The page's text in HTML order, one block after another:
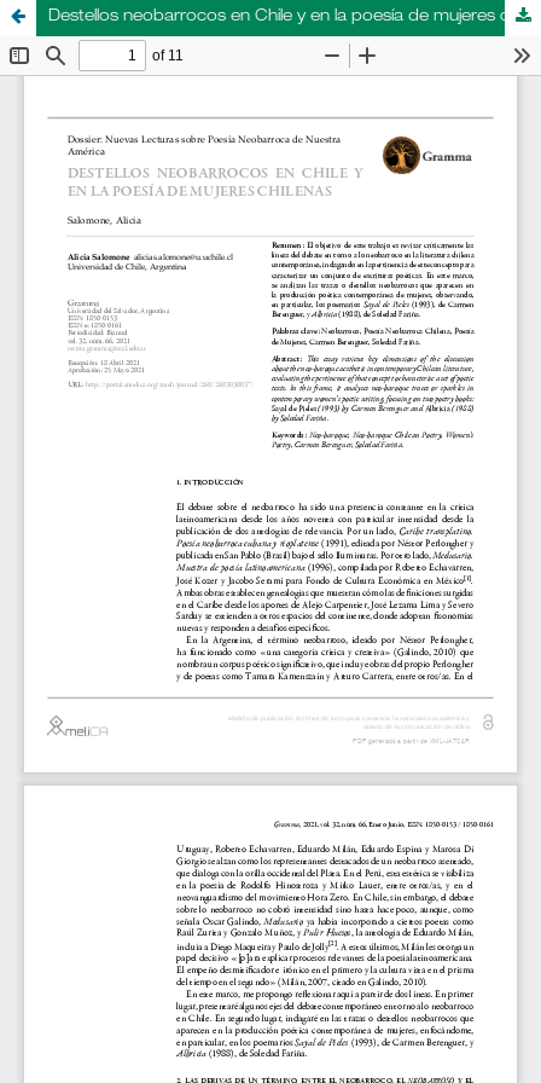
Destellos neobarrocos en Chile y en la poesía de mujeres chilenas